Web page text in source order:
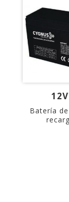
Batería